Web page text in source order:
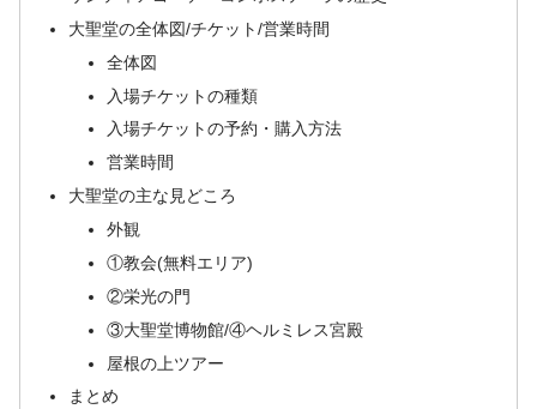
大聖堂の全体図/チケット/営業時間
全体図
入場チケットの種類
入場チケットの予約・購入方法
営業時間
大聖堂の主な見どころ
外観
①教会(無料エリア)
②栄光の門
③大聖堂博物館/④ヘルミレス宮殿
屋根の上ツアー
まとめ